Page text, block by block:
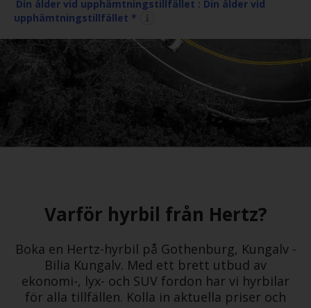
Långtidshyra
För
företag
Hertz
Hertz
Din ålder vid upphämtningstillfället : Din ålder vid
upphämtningstillfället *
Varför hyrbil från Hertz?
Boka en Hertz-hyrbil på Gothenburg, Kungalv -
Bilia Kungalv. Med ett brett utbud av
ekonomi-, lyx- och SUV fordon har vi hyrbilar
för alla tillfällen. Kolla in aktuella priser och